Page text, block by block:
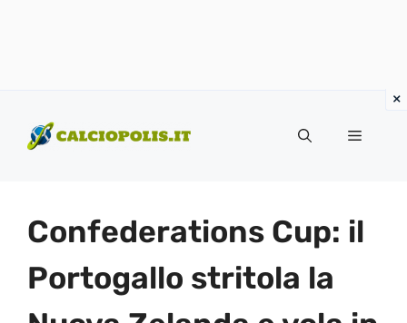
contenuto
Menu
Confederations Cup: il
Portogallo stritola la